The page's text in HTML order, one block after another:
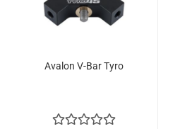
Avalon V-Bar Tyro